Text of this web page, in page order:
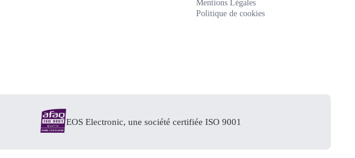
Mentions Légales
Politique de cookies
EOS Electronic, une société certifiée ISO 9001